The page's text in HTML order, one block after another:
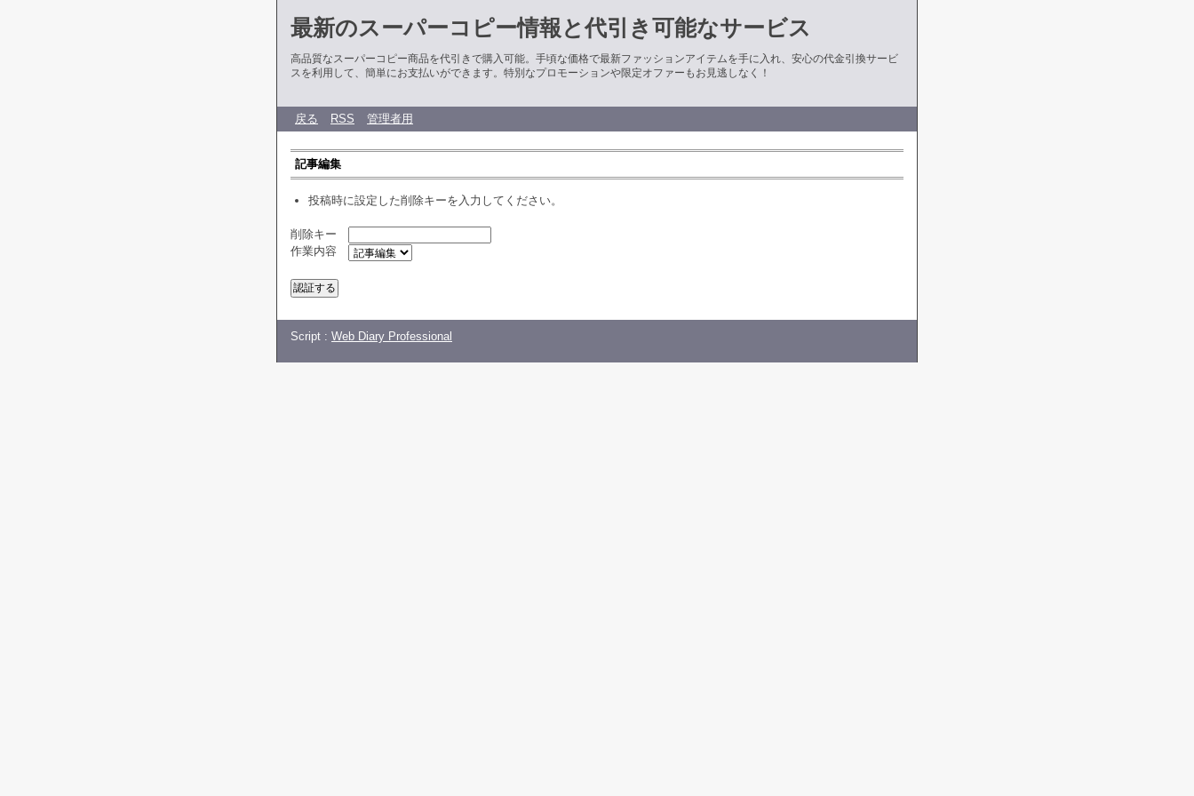
最新のスーパーコピー情報と代引き可能なサービス
高品質なスーパーコピー商品を代引きで購入可能。手頃な価格で最新ファッションアイテムを手に入れ、安心の代金引換サービ
スを利用して、簡単にお支払いができます。特別なプロモーションや限定オファーもお見逃しなく！
戻る RSS 管理者用
記事編集
投稿時に設定した削除キーを入力してください。
削除キー
作業内容
Script : Web Diary Professional